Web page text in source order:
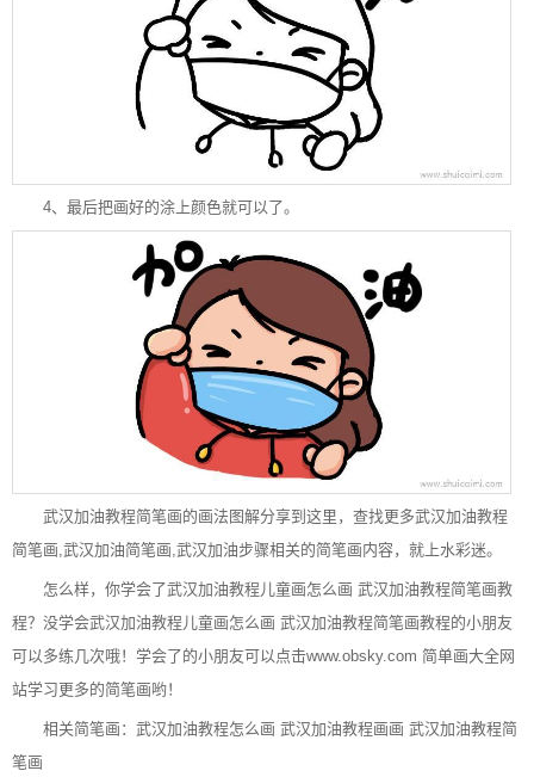
4、最后把画好的涂上颜色就可以了。
武汉加油教程简笔画的画法图解分享到这里，查找更多武汉加油教程
简笔画,武汉加油简笔画,武汉加油步骤相关的简笔画内容，就上水彩迷。
怎么样，你学会了武汉加油教程儿童画怎么画 武汉加油教程简笔画教
程？没学会武汉加油教程儿童画怎么画 武汉加油教程简笔画教程的小朋友
可以多练几次哦！学会了的小朋友可以点击www.obsky.com 简单画大全网
站学习更多的简笔画哟！
相关简笔画： 武汉加油教程怎么画 武汉加油教程画画 武汉加油教程简
笔画